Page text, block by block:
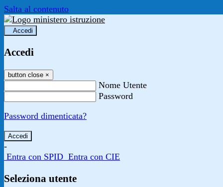
Salta al contenuto
Accedi
Accedi
button close ×
Nome Utente
Password
Password dimenticata?
-
Entra con SPID Entra con CIE
Seleziona utente